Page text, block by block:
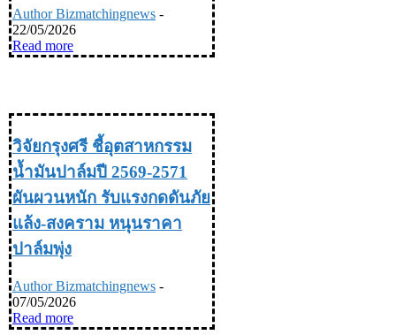
Author Bizmatchingnews -
22/05/2026
Read more
วิจัยกรุงศรี ชี้อุตสาหกรรม
น้ำมันปาล์มปี 2569-2571
ผันผวนหนัก รับแรงกดดันภัย
แล้ง-สงคราม หนุนราคา
ปาล์มพุ่ง
Author Bizmatchingnews -
07/05/2026
Read more